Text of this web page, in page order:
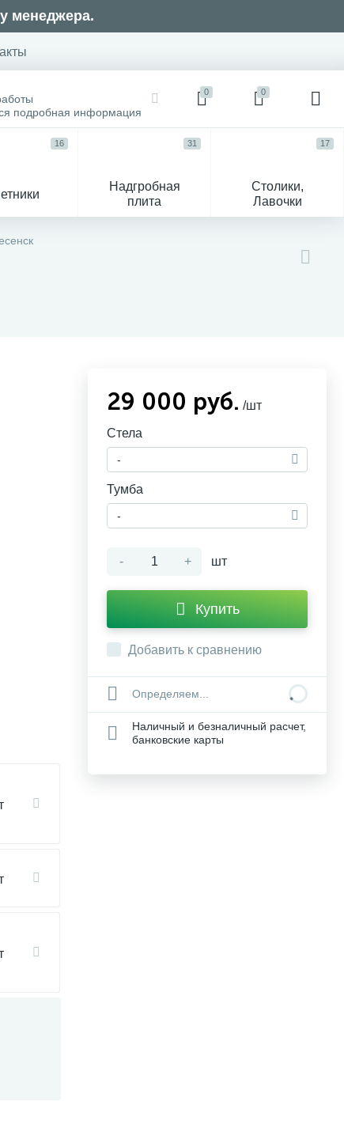
менеджера.
подробная информация
0 0
16
Надгробная
плита
31
Столики,
Лавочки
17
29 000 руб. /шт
Стела
-
Тумба
-
- + шт
Купить
Добавить к сравнению
Определяем...
Наличный и безналичный расчет,
банковские карты